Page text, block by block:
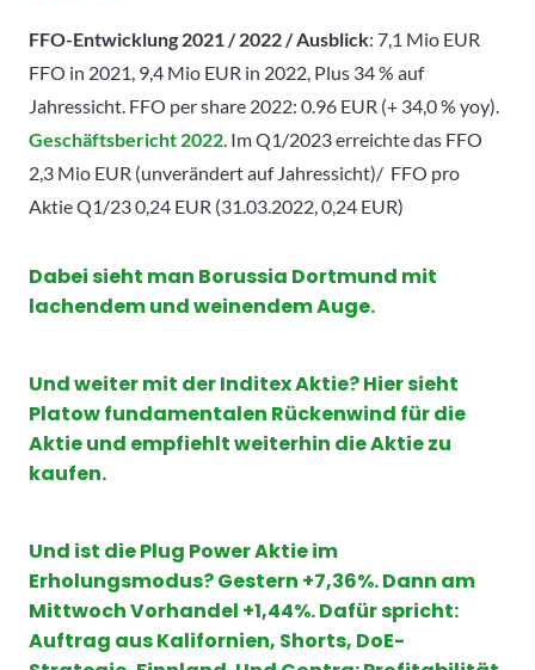
FFO-Entwicklung 2021 / 2022 / Ausblick: 7,1 Mio EUR
FFO in 2021, 9,4 Mio EUR in 2022, Plus 34 % auf
Jahressicht. FFO per share 2022: 0.96 EUR (+ 34,0 % yoy).
Geschäftsbericht 2022 Im Q1/2023 erreichte das FFO
2,3 Mio EUR (unverändert auf Jahressicht)/ FFO pro
Aktie Q1/23 0,24 EUR (31.03.2022, 0,24 EUR)
Dabei sieht man Borussia Dortmund mit
lachendem und weinendem Auge.
Und weiter mit der Inditex Aktie? Hier sieht
Platow fundamentalen Rückenwind für die
Aktie und empfiehlt weiterhin die Aktie zu
kaufen.
Und ist die Plug Power Aktie im
Erholungsmodus? Gestern +7,36%. Dann am
Mittwoch Vorhandel +1,44%. Dafür spricht:
Auftrag aus Kalifornien, Shorts, DoE-